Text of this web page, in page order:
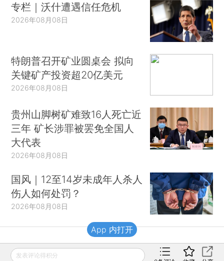
专栏｜沃什遭遇信任危机
2026年08月08日
特朗普召开矿业圆桌会 拟向
关键矿产投资超20亿美元
2026年08月08日
贵州山脚树矿难致16人死亡近
三年 矿长涉罪被罢免全国人
大代表
2026年08月08日
国风｜12至14岁未成年人杀人
伤人如何处罚？
2026年08月08日
财新移动
发表评论得积分
App 内打开